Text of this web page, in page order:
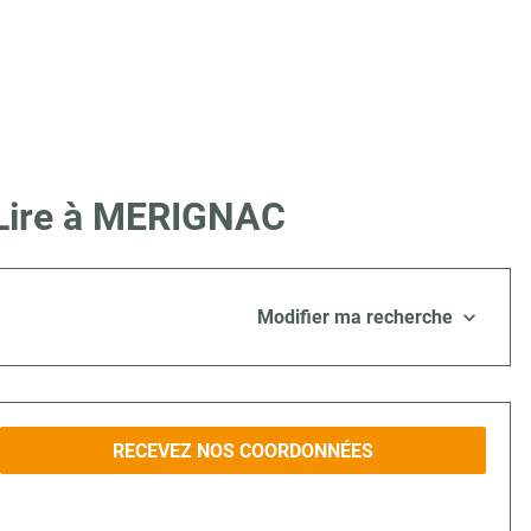
à MERIGNAC
Modifier ma recherche
RECEVEZ NOS COORDONNÉES